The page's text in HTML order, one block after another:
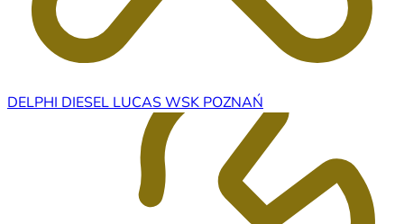
DELPHI DIESEL LUCAS WSK POZNAŃ